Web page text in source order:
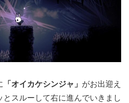
「オイカケシンジャ」 がお出迎え
とスルーして右に進んでいきまし